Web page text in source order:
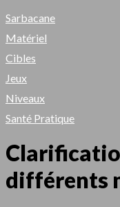
Sarbacane
Matériel
Cibles
Jeux
Niveaux
Santé Pratique
différents